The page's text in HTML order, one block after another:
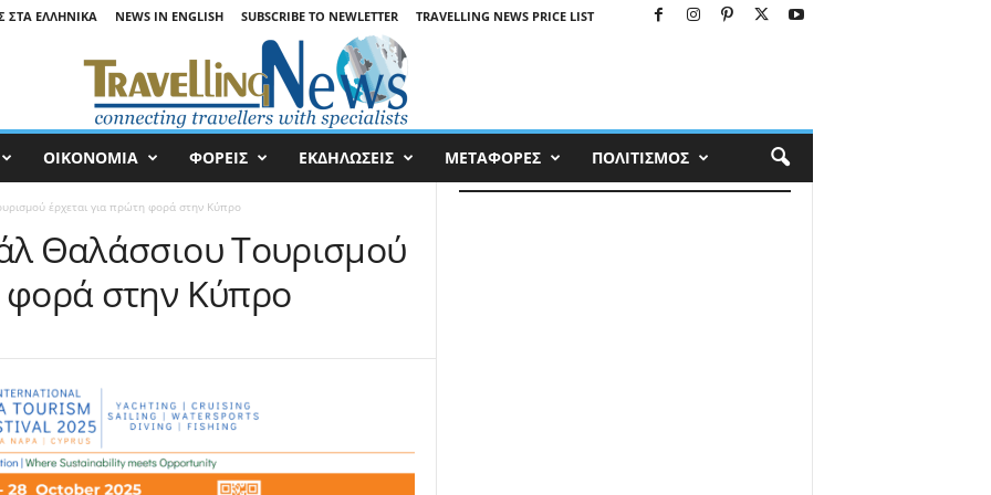
ΣΤΑ ΕΛΛΗΝΙΚΆ NEWS IN ENGLISH SUBSCRIBE TO NEWLETTER TRAVELLING NEWS PRICE LIST
ΟΙΚΟΝΟΜΙΑ ΦΟΡΕΙΣ ΕΚΔΗΛΩΣΕΙΣ ΜΕΤΑΦΟΡΕΣ ΠΟΛΙΤΙΣΜΟΣ
έρχεται για πρώτη φορά στην Κύπρο
Θαλάσσιου Τουρισμού
φορά στην Κύπρο